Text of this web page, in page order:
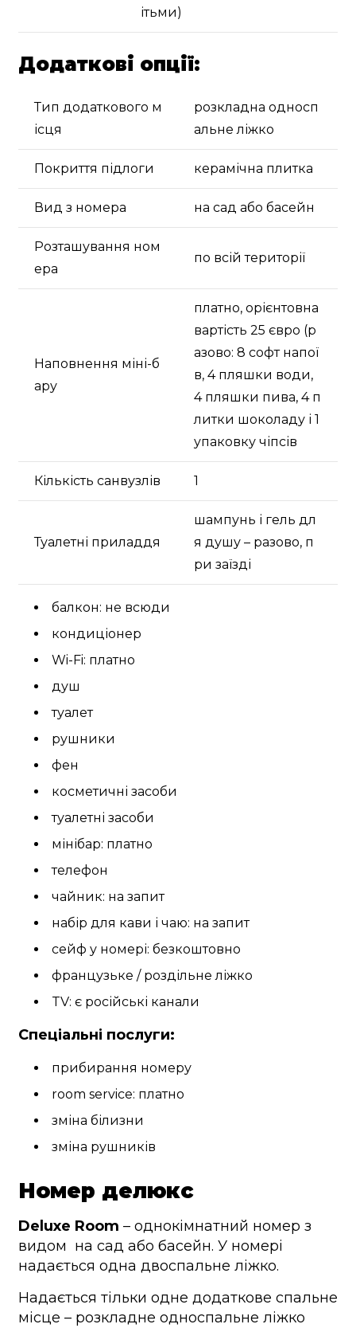
ітьми)
Додаткові опції:
Тип додаткового м
ісця
розкладна односп
альне ліжко
Покриття підлоги керамічна плитка
Вид з номера на сад або басейн
Розташування ном
ера
по всій території
Наповнення міні-б
ару
платно, орієнтовна
вартість 25 євро (р
азово: 8 софт напої
в, 4 пляшки води,
4 пляшки пива, 4 п
литки шоколаду і 1
упаковку чіпсів
Кількість санвузлів 1
Туалетні приладдя
шампунь і гель дл
я душу – разово, п
ри заїзді
балкон: не всюди
кондиціонер
Wi-Fi: платно
душ
туалет
рушники
фен
косметичні засоби
туалетні засоби
мінібар: платно
телефон
чайник: на запит
набір для кави і чаю: на запит
сейф у номері: безкоштовно
французьке / роздільне ліжко
TV: є російські канали
Спеціальні послуги:
прибирання номеру
room service: платно
зміна білизни
зміна рушників
Номер делюкс
Deluxe Room – однокімнатний номер з
видом на сад або басейн. У номері
надається одна двоспальне ліжко.
Надається тільки одне додаткове спальне
місце – розкладне односпальне ліжко